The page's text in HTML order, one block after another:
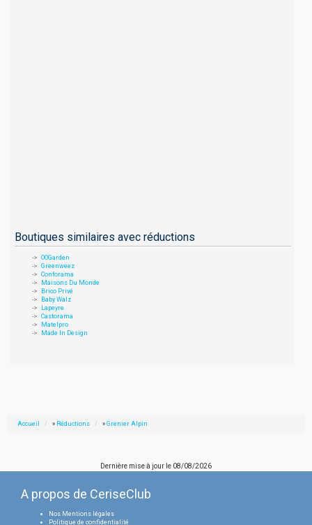
Boutiques similaires avec réductions
OOGarden
Greenweez
Conforama
Maisons Du Monde
Brico Privé
Baby Walz
Lapeyre
Castorama
Matelpro
Made In Design
Accueil » Réductions » Grenier Alpin
Dernière mise à jour le 08/08/2026
A propos de CeriseClub
Nos Mentions légales
Politique de confidentialité